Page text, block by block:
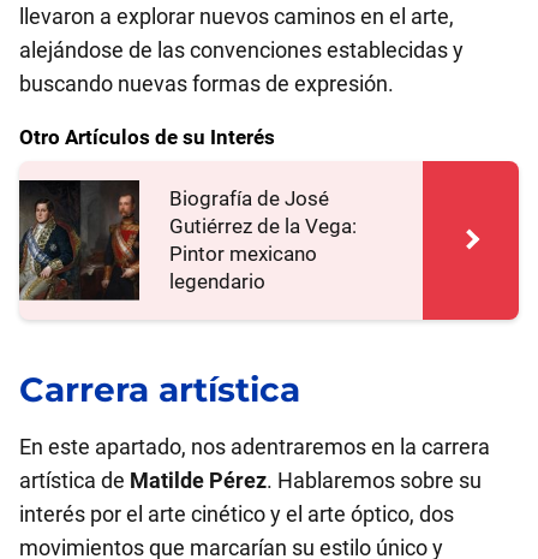
llevaron a explorar nuevos caminos en el arte,
alejándose de las convenciones establecidas y
buscando nuevas formas de expresión.
Otro Artículos de su Interés
Biografía de José
Gutiérrez de la Vega:
Pintor mexicano
legendario
Carrera artística
En este apartado, nos adentraremos en la carrera
artística de Matilde Pérez. Hablaremos sobre su
interés por el arte cinético y el arte óptico, dos
movimientos que marcarían su estilo único y